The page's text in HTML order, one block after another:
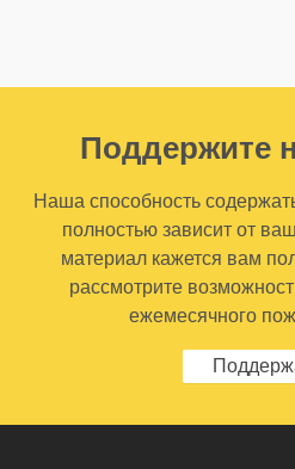
Поддержите
Наша способность
полностью зависит от
материал кажется вам
рассмотрите
ежемесячного